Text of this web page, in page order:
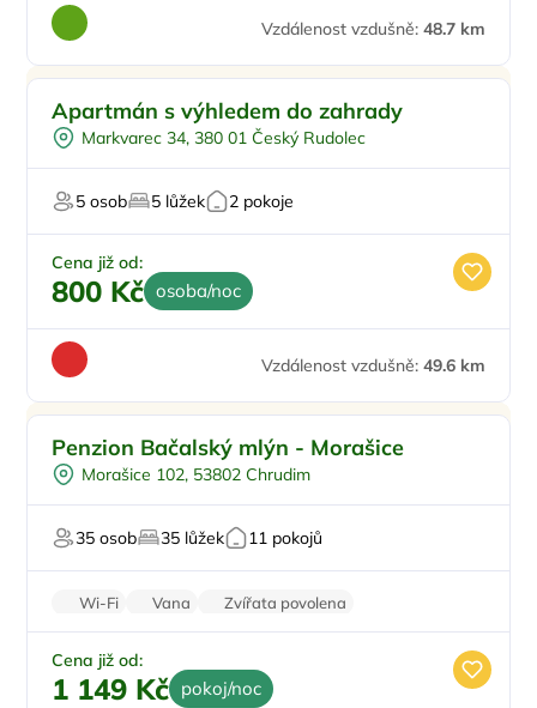
Vzdálenost vzdušně: 48.7 km
Apartmán s výhledem do zahrady
Markvarec 34, 380 01 Český Rudolec
5 osob 5 lůžek 2 pokoje
Cena již od:
800 Kč osoba/noc
Vzdálenost vzdušně: 49.6 km
Vířivka
Sauna
Pro svatby a oslavy
Penzion Bačalský mlýn - Morašice
Morašice 102, 53802 Chrudim
35 osob 35 lůžek 11 pokojů
Wi-Fi Vana
Zvířata povolena
Bezbariérový vstup
Minibar
Cena již od:
1 149 Kč pokoj/noc